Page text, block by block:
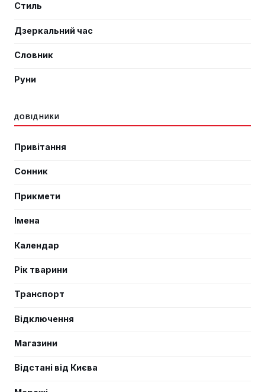
Стиль
Дзеркальний час
Словник
Руни
ДОВІДНИКИ
Привітання
Сонник
Прикмети
Імена
Календар
Рік тварини
Транспорт
Відключення
Магазини
Відстані від Києва